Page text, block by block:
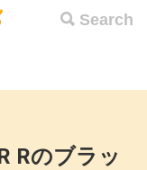
Search
Rのブラッ